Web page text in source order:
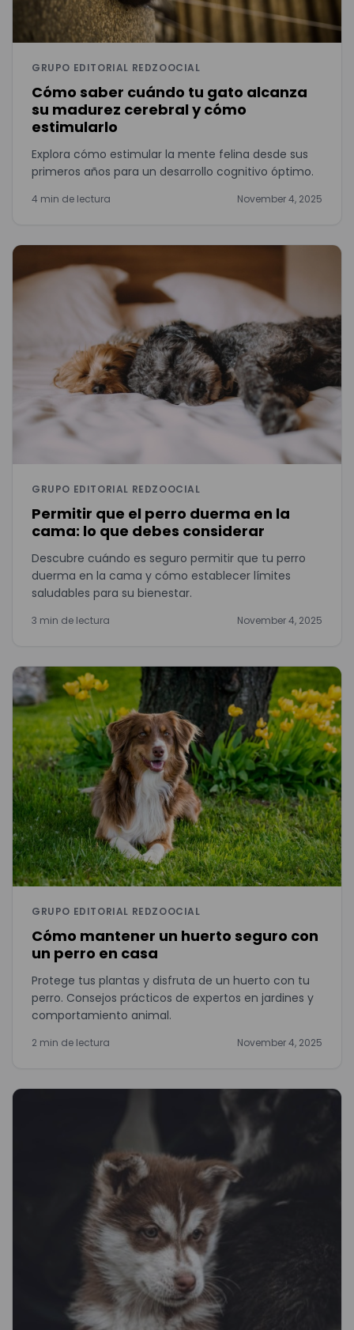
GRUPO EDITORIAL REDZOOCIAL
Cómo saber cuándo tu gato alcanza
su madurez cerebral y cómo
estimularlo
Explora cómo estimular la mente felina desde sus
primeros años para un desarrollo cognitivo óptimo.
4 min de lectura November 4, 2025
GRUPO EDITORIAL REDZOOCIAL
Permitir que el perro duerma en la
cama: lo que debes considerar
Descubre cuándo es seguro permitir que tu perro
duerma en la cama y cómo establecer límites
saludables para su bienestar.
3 min de lectura November 4, 2025
GRUPO EDITORIAL REDZOOCIAL
Cómo mantener un huerto seguro con
un perro en casa
Protege tus plantas y disfruta de un huerto con tu
perro. Consejos prácticos de expertos en jardines y
comportamiento animal.
2 min de lectura November 4, 2025